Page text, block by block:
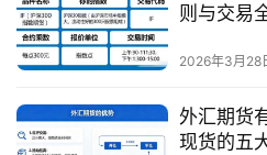
则与交易
2026年3月28
外汇期货
现货的五